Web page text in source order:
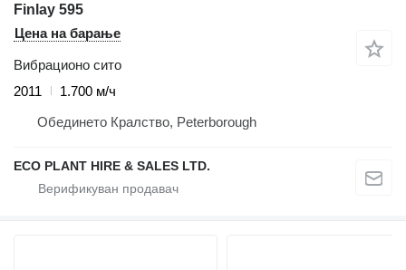
Finlay 595
Цена на барање
Вибрационо сито
2011
1.700 м/ч
Обединето Кралство, Peterborough
ECO PLANT HIRE & SALES LTD.